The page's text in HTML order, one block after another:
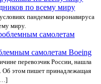
по всему миру
пандемии коронавируса
миру.
самолетам Boeing
перевозчик России, нашла
Об этом пишет принадлежащая